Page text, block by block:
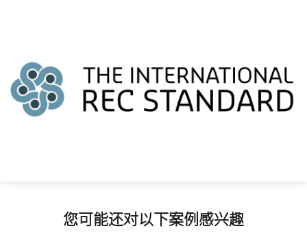
您可能还对以下案例感兴趣